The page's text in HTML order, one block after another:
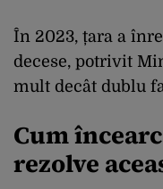
În 2023, țara a
decese, potrivit
mult decât dublu
Cum
rezolve